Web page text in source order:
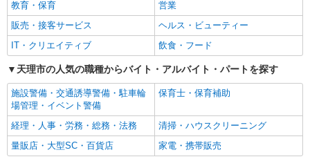
フリーター歓迎
学歴不問
ブランクOK
ミドル（40代～）活躍中
エルダー（50代～）活躍中
シニア（60代～）活躍中
高収入・高額
ボーナス・賞与あり
昇給あり
完全週休2日制
フルタイム歓迎
駅直結・駅チカ
車通勤OK
バイク通勤OK
自転車通勤OK
教育・保育
営業
販売・接客サービス
ヘルス・ビューティー
IT・クリエイティブ
飲食・フード
天理市の人気の職種からバイト・アルバイト・パートを探す
施設警備・交通誘導警備・駐車輪
場管理・イベント警備
保育士・保育補助
経理・人事・労務・総務・法務
清掃・ハウスクリーニング
量販店・大型SC・百貨店
家電・携帯販売